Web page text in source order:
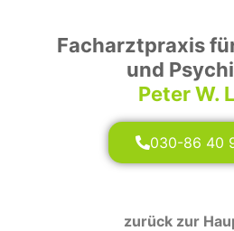
Facharztpraxis
und
Peter W.
030-86 40
zurück zur